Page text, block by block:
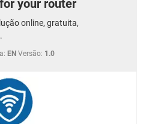
your router
online, gratuita,
EN Versão: 1.0